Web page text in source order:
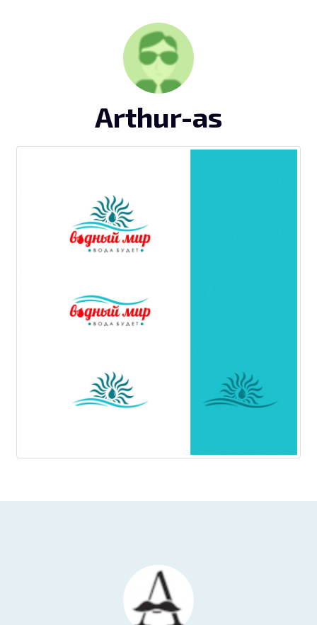
Arthur-as